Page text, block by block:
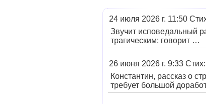
24 июля 2026 г. 11:50
Звучит исповедальный
трагическим: говорит …
26 июня 2026 г. 9:33 Стих:
Константин, рассказ о
требует большой